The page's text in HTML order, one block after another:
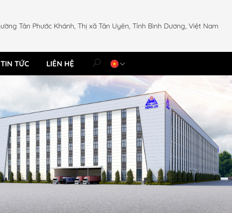
Tân Phước Khánh, Thị xã Tân Uyên, Tỉnh Bình Dương, Việt Nam
TIN TỨC LIÊN HỆ